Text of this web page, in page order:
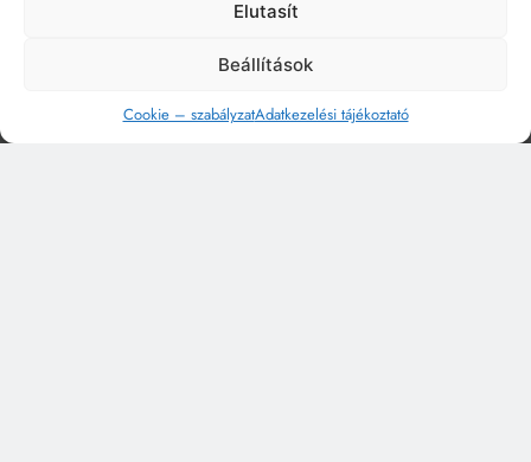
Elutasít
Beállítások
Cookie – szabályzatAdatkezelési tájékoztató